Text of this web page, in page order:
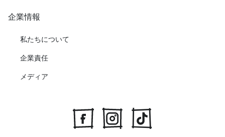
企業情報
私たちについて
企業責任
メディア